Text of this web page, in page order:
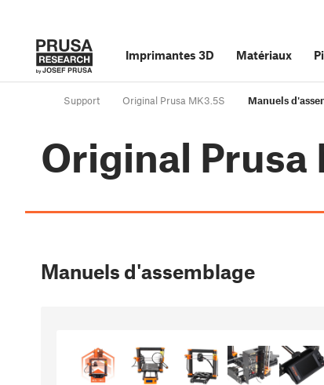
Imprimantes 3D Matériaux
Support Original Prusa MK3.5S Manuels
Original Prusa
Manuels d'assemblage